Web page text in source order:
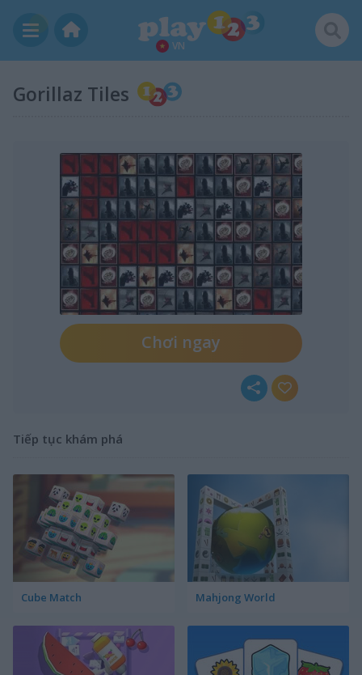
VN
Gorillaz Tiles
Chơi ngay
Tiếp tục khám phá
Cube Match Mahjong World